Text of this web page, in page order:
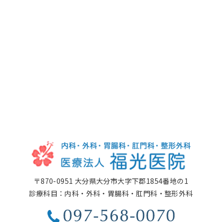
〒870-0951 大分県大分市大字下郡1854番地の1
診療科目：内科・外科・胃腸科・肛門科・整形外科